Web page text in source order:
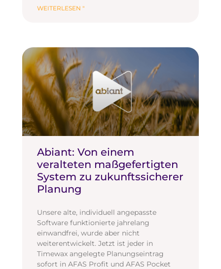
WEITERLESEN "
Abiant: Von einem
veralteten maßgefertigten
System zu zukunftssicherer
Planung
Unsere alte, individuell angepasste
Software funktionierte jahrelang
einwandfrei, wurde aber nicht
weiterentwickelt. Jetzt ist jeder in
Timewax angelegte Planungseintrag
sofort in AFAS Profit und AFAS Pocket